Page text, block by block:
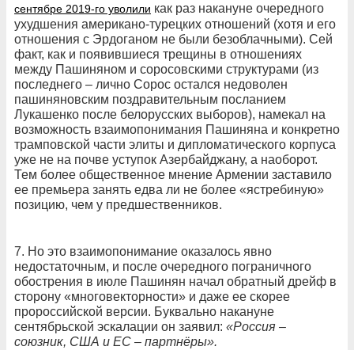
сентябре 2019-го уволили как раз накануне очередного
ухудшения американо-турецких отношений (хотя и его
отношения с Эрдоганом не были безоблачными). Сей
факт, как и появившиеся трещины в отношениях
между Пашиняном и соросовскими структурами (из
последнего – лично Сорос остался недоволен
пашиняновским поздравительным посланием
Лукашенко после белорусских выборов), намекал на
возможность взаимопонимания Пашиняна и конкретно
трамповской части элиты и дипломатического корпуса
уже не на почве уступок Азербайджану, а наоборот.
Тем более общественное мнение Армении заставило
ее премьера занять едва ли не более «ястребиную»
позицию, чем у предшественников.
7. Но это взаимопонимание оказалось явно
недостаточным, и после очередного пограничного
обострения в июле Пашинян начал обратный дрейф в
сторону «многовекторности» и даже ее скорее
пророссийской версии. Буквально накануне
сентябрьской эскалации он заявил: «Россия –
союзник, США и ЕС – партнёры».